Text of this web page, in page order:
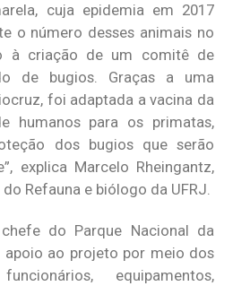
cuja epidemia em 2017
o número desses animais no
à criação de um comitê de
de bugios. Graças a uma
foi adaptada a vacina da
humanos para os primatas,
dos bugios que serão
explica Marcelo Rheingantz,
Refauna e biólogo da UFRJ.
do Parque Nacional da
apoio ao projeto por meio dos
equipamentos,